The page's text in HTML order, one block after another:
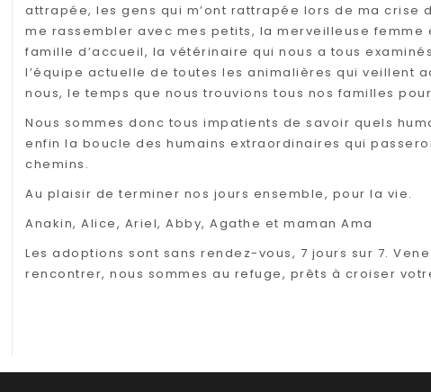
attrapée, les gens qui m’ont rattrapée lors de ma crise
me rassembler avec mes petits, la merveilleuse femme
famille d’accueil, la vétérinaire qui nous a tous
l’équipe actuelle de toutes les animalières qui veillent
nous, le temps que nous trouvions tous nos familles
Nous sommes donc tous impatients de savoir quels
enfin la boucle des humains extraordinaires qui
chemins.
Au plaisir de terminer nos jours ensemble, pour la vie.
Anakin, Alice, Ariel, Abby, Agathe et maman Ama
Les adoptions sont sans rendez-vous, 7 jours sur 7.
rencontrer, nous sommes au refuge, prêts à croiser